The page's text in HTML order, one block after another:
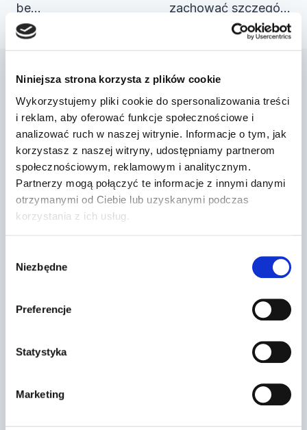
Niniejsza strona korzysta z plików cookie
Wykorzystujemy pliki cookie do spersonalizowania treści
i reklam, aby oferować funkcje społecznościowe i
analizować ruch w naszej witrynie. Informacje o tym, jak
korzystasz z naszej witryny, udostępniamy partnerom
społecznościowym, reklamowym i analitycznym.
Partnerzy mogą połączyć te informacje z innymi danymi
otrzymanymi od Ciebie lub uzyskanymi podczas
korzystania z ich usług.
zgody
Niezbędne
Preferencje
Statystyka
Marketing
be…
zachować szczegó…
Podobne wpisy
Dr Prawko odpowiada: Czy w tej
sytuacji masz obowiązek
zatrzymać pojazd…